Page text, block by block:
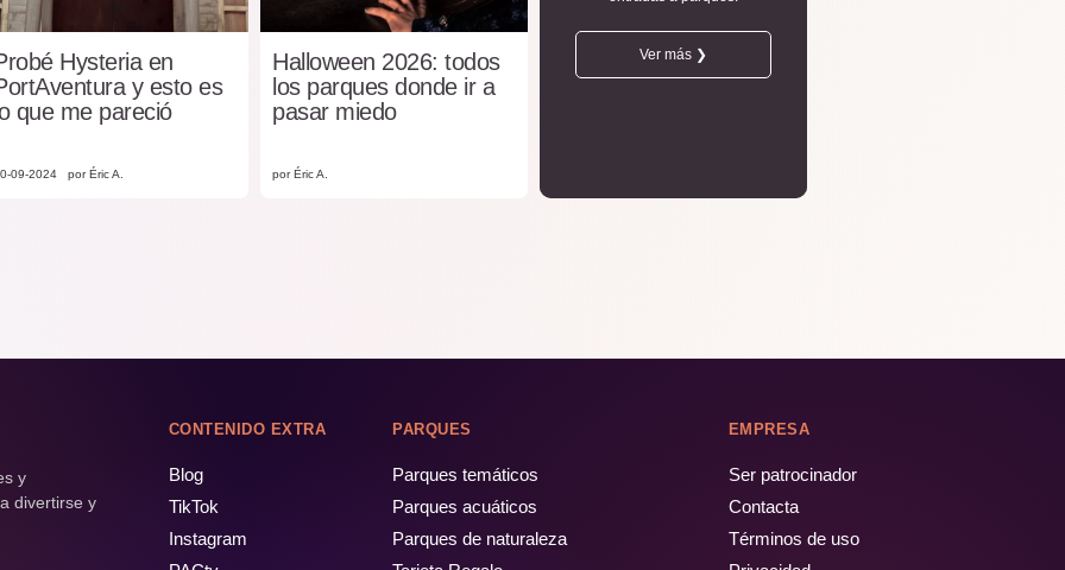
Hysteria en
y esto es
que me pareció
09-2024 por Éric A.
Halloween 2026: todos
los parques donde ir a
pasar miedo
por Éric A.
Ver más ❯
y
divertirse y
CONTENIDO EXTRA
Blog
TikTok
Instagram
PARQUES
Parques temáticos
Parques acuáticos
Parques de naturaleza
EMPRESA
Ser patrocinador
Contacta
Términos de uso